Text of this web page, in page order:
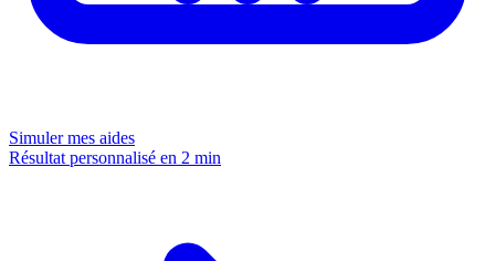
Simuler mes aides
Résultat personnalisé en 2 min